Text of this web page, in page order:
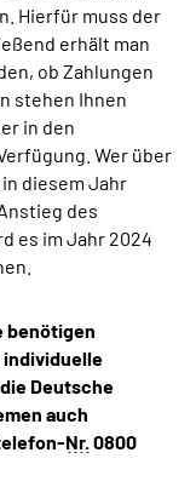
Hierfür muss der
erhält man
ob Zahlungen
stehen Ihnen
in den
Wer über
diesem Jahr
des
es im Jahr 2024
benötigen
Deutsche
auch
Nr.0800